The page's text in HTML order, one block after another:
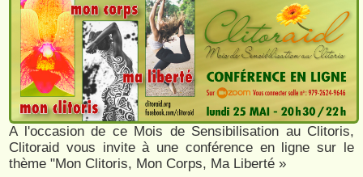
A l'occasion de ce Mois de Sensibilisation au Clitoris,
Clitoraid vous invite à une conférence en ligne sur le
thème "Mon Clitoris, Mon Corps, Ma Liberté »